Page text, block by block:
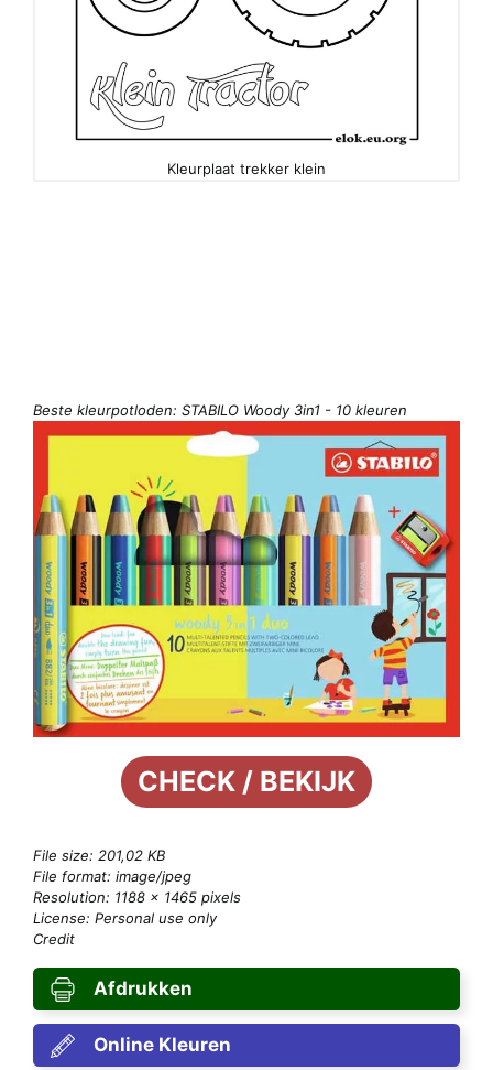
Kleurplaat trekker klein
Beste kleurpotloden: STABILO Woody 3in1 - 10 kleuren
CHECK / BEKIJK
File size: 201,02 KB
File format: image/jpeg
Resolution: 1188 × 1465 pixels
License: Personal use only
Credit
Afdrukken
Online Kleuren